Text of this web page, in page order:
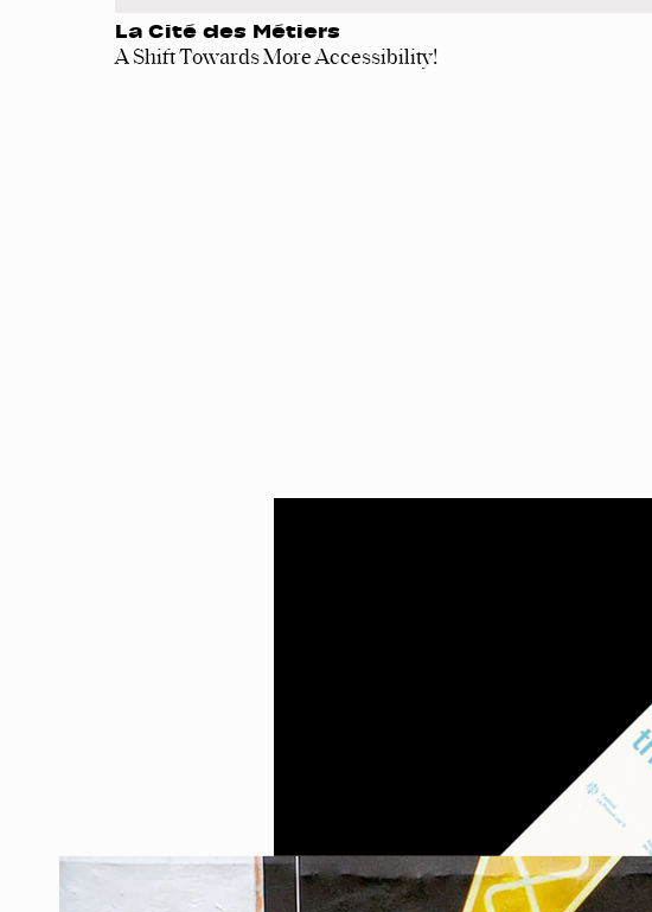
La Cité des Métiers
A Shift Towards More Accessibility!